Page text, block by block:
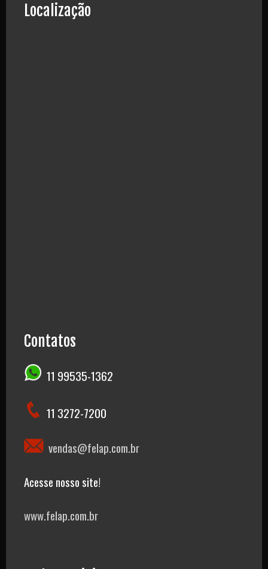
Localização
Contatos
11 99535-1362
11 3272-7200
vendas@felap.com.br
Acesse nosso site!
www.felap.com.br